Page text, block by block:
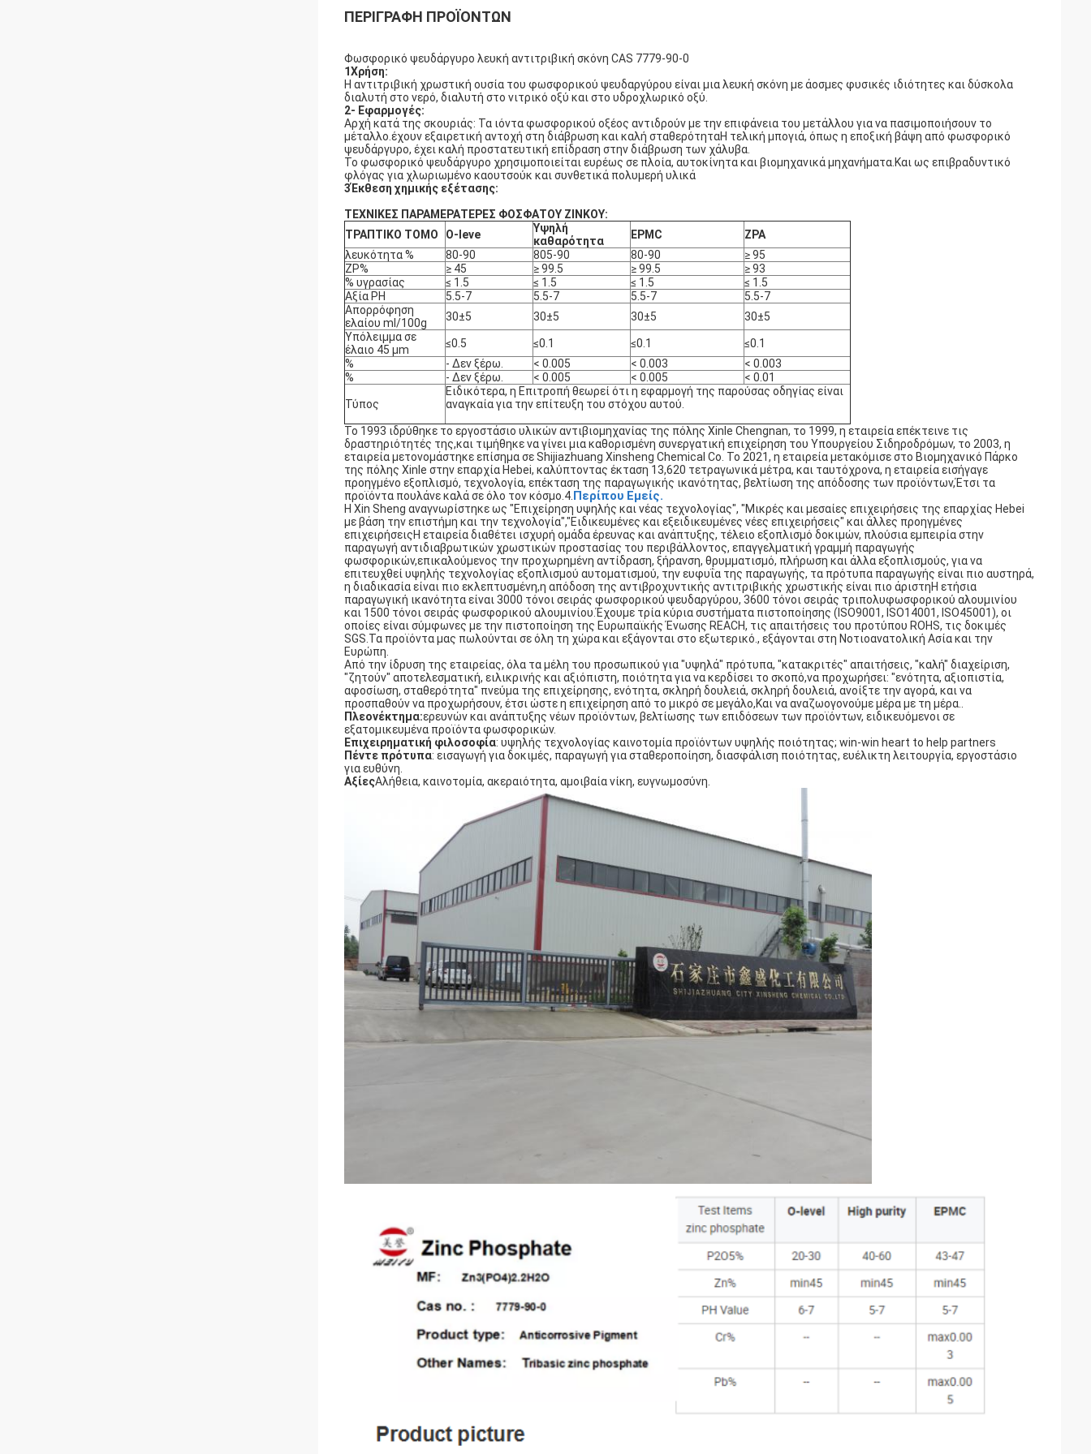
ΠΕΡΙΓΡΑΦΉ ΠΡΟΪΌΝΤΩΝ
Φωσφορικό ψευδάργυρο λευκή αντιτριβική σκόνη CAS 7779-90-0
1Χρήση:
Η αντιτριβική χρωστική ουσία του φωσφορικού ψευδαργύρου είναι μια λευκή σκόνη με άοσμες φυσικές ιδιότητες και δύσκολα
διαλυτή στο νερό, διαλυτή στο νιτρικό οξύ και στο υδροχλωρικό οξύ.
2- Εφαρμογές:
Αρχή κατά της σκουριάς: Τα ιόντα φωσφορικού οξέος αντιδρούν με την επιφάνεια του μετάλλου για να πασιμοποιήσουν το
μέταλλο.έχουν εξαιρετική αντοχή στη διάβρωση και καλή σταθερότηταΗ τελική μπογιά, όπως η εποξική βάψη από φωσφορικό
ψευδάργυρο, έχει καλή προστατευτική επίδραση στην διάβρωση των χάλυβα.
Το φωσφορικό ψευδάργυρο χρησιμοποιείται ευρέως σε πλοία, αυτοκίνητα και βιομηχανικά μηχανήματα.Και ως επιβραδυντικό
φλόγας για χλωριωμένο καουτσούκ και συνθετικά πολυμερή υλικά
3Έκθεση χημικής εξέτασης:
ΤΕΧΝΙΚΕΣ ΠΑΡΑΜΕΡΑΤΕΡΕΣ ΦΟΣΦΑΤΟΥ ΖΙΝΚΟΥ:
ΤΡΑΠΤΙΚΟ ΤΟΜΟ
O-leve
Υψηλή
καθαρότητα
EPMC
ZPA
λευκότητα %
80-90 805-90 80-90
≥ 95
ZP%
≥ 45 ≥ 99.5 ≥ 99.5
≥ 93
% υγρασίας
≤ 1.5 ≤ 1.5 ≤ 1.5
≤ 1.5
Αξία PH
5.5-7 5.5-7 5.5-7
5.5-7
Απορρόφηση
ελαίου ml/100g
30±5 30±5 30±5
30±5
Υπόλειμμα σε
έλαιο 45 μm
≤0.5 ≤0.1 ≤0.1
≤0.1
%
- Δεν ξέρω. < 0.005 < 0.003
< 0.003
%
- Δεν ξέρω. < 0.005 < 0.005 < 0.01
Τύπος
Ειδικότερα, η Επιτροπή θεωρεί ότι η εφαρμογή της παρούσας οδηγίας είναι
αναγκαία για την επίτευξη του στόχου αυτού.
Το 1993 ιδρύθηκε το εργοστάσιο υλικών αντιβιομηχανίας της πόλης Xinle Chengnan, το 1999, η εταιρεία επέκτεινε τις
δραστηριότητές της,και τιμήθηκε να γίνει μια καθορισμένη συνεργατική επιχείρηση του Υπουργείου Σιδηροδρόμων, το 2003, η
εταιρεία μετονομάστηκε επίσημα σε Shijiazhuang Xinsheng Chemical Co. Το 2021, η εταιρεία μετακόμισε στο Βιομηχανικό Πάρκο
της πόλης Xinle στην επαρχία Hebei, καλύπτοντας έκταση 13,620 τετραγωνικά μέτρα, και ταυτόχρονα, η εταιρεία εισήγαγε
προηγμένο εξοπλισμό, τεχνολογία, επέκταση της παραγωγικής ικανότητας, βελτίωση της απόδοσης των προϊόντων,Έτσι τα
προϊόντα πουλάνε καλά σε όλο τον κόσμο.4. Περίπου Εμείς.
Η Xin Sheng αναγνωρίστηκε ως "Επιχείρηση υψηλής και νέας τεχνολογίας", "Μικρές και μεσαίες επιχειρήσεις της επαρχίας Hebei
με βάση την επιστήμη και την τεχνολογία","Ειδικευμένες και εξειδικευμένες νέες επιχειρήσεις" και άλλες προηγμένες
επιχειρήσειςΗ εταιρεία διαθέτει ισχυρή ομάδα έρευνας και ανάπτυξης, τέλειο εξοπλισμό δοκιμών, πλούσια εμπειρία στην
παραγωγή αντιδιαβρωτικών χρωστικών προστασίας του περιβάλλοντος, επαγγελματική γραμμή παραγωγής
φωσφορικών,επικαλούμενος την προχωρημένη αντίδραση, ξήρανση, θρυμματισμό, πλήρωση και άλλα εξοπλισμούς, για να
επιτευχθεί υψηλής τεχνολογίας εξοπλισμού αυτοματισμού, την ευφυΐα της παραγωγής, τα πρότυπα παραγωγής είναι πιο αυστηρά,
η διαδικασία είναι πιο εκλεπτυσμένη,η απόδοση της αντιβροχυντικής αντιτριβικής χρωστικής είναι πιο άριστηΗ ετήσια
παραγωγική ικανότητα είναι 3000 τόνοι σειράς φωσφορικού ψευδαργύρου, 3600 τόνοι σειράς τριπολυφωσφορικού αλουμινίου
και 1500 τόνοι σειράς φωσφορικού αλουμινίου.Έχουμε τρία κύρια συστήματα πιστοποίησης (ISO9001, ISO14001, ISO45001), οι
οποίες είναι σύμφωνες με την πιστοποίηση της Ευρωπαϊκής Ένωσης REACH, τις απαιτήσεις του προτύπου ROHS, τις δοκιμές
SGS.Τα προϊόντα μας πωλούνται σε όλη τη χώρα και εξάγονται στο εξωτερικό., εξάγονται στη Νοτιοανατολική Ασία και την
Ευρώπη.
Από την ίδρυση της εταιρείας, όλα τα μέλη του προσωπικού για "υψηλά" πρότυπα, "κατακριτές" απαιτήσεις, "καλή" διαχείριση,
"ζητούν" αποτελεσματική, ειλικρινής και αξιόπιστη, ποιότητα για να κερδίσει το σκοπό,να προχωρήσει: "ενότητα, αξιοπιστία,
αφοσίωση, σταθερότητα" πνεύμα της επιχείρησης, ενότητα, σκληρή δουλειά, σκληρή δουλειά, ανοίξτε την αγορά, και να
προσπαθούν να προχωρήσουν, έτσι ώστε η επιχείρηση από το μικρό σε μεγάλο,Και να αναζωογονούμε μέρα με τη μέρα..
Πλεονέκτημα:ερευνών και ανάπτυξης νέων προϊόντων, βελτίωσης των επιδόσεων των προϊόντων, ειδικευόμενοι σε
εξατομικευμένα προϊόντα φωσφορικών.
Επιχειρηματική φιλοσοφία: υψηλής τεχνολογίας καινοτομία προϊόντων υψηλής ποιότητας; win-win heart to help partners
Πέντε πρότυπα: εισαγωγή για δοκιμές, παραγωγή για σταθεροποίηση, διασφάλιση ποιότητας, ευέλικτη λειτουργία, εργοστάσιο
για ευθύνη.
ΑξίεςΑλήθεια, καινοτομία, ακεραιότητα, αμοιβαία νίκη, ευγνωμοσύνη.